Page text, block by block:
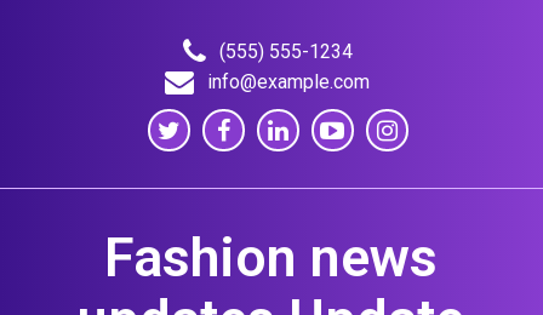
(555) 555-1234
info@example.com
Fashion news